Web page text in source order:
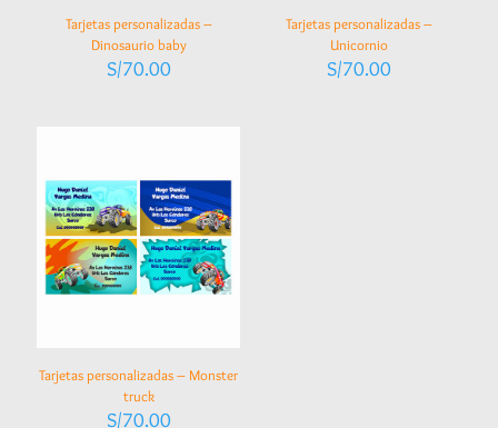
Tarjetas personalizadas –
Dinosaurio baby
S/70.00
Tarjetas personalizadas –
Unicornio
S/70.00
Tarjetas personalizadas – Monster
truck
S/70.00